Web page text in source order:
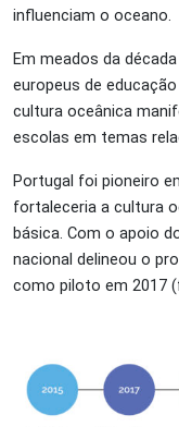
influenciam o oceano.
Em meados da
europeus de
cultura oceânica
escolas em temas
Portugal foi pioneiro
fortaleceria a cultura
básica. Com o apoio
nacional delineou o
como piloto em 2017